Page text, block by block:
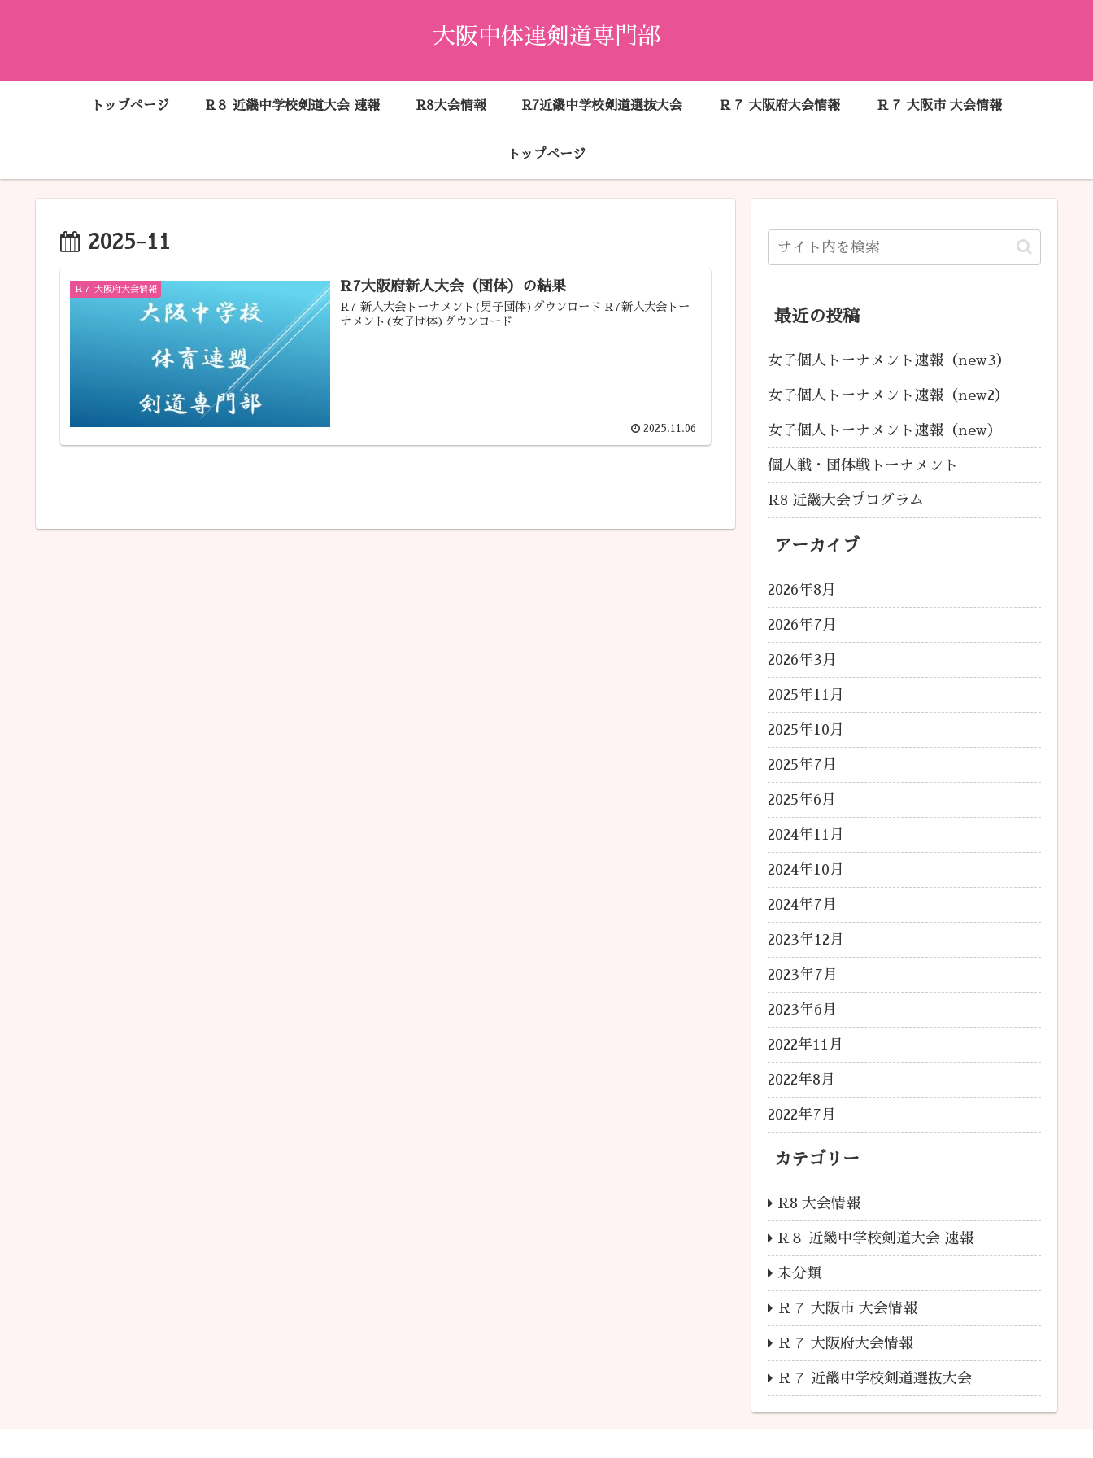
大阪中体連剣道専門部
トップページ R８ 近畿中学校剣道大会 速報 R8大会情報 R7近畿中学校剣道選抜大会 Ｒ７ 大阪府大会情報 Ｒ７ 大阪市 大会情報
トップページ
2025-11
Ｒ７ 大阪府大会情報 R7大阪府新人大会（団体）の結果
R7 新人大会トーナメント(男子団体)ダウンロード R7新人大会トー
ナメント(女子団体)ダウンロード
2025.11.06
最近の投稿
女子個人トーナメント速報（new3）
女子個人トーナメント速報（new2）
女子個人トーナメント速報（new）
個人戦・団体戦トーナメント
R8 近畿大会プログラム
アーカイブ
2026年8月
2026年7月
2026年3月
2025年11月
2025年10月
2025年7月
2025年6月
2024年11月
2024年10月
2024年7月
2023年12月
2023年7月
2023年6月
2022年11月
2022年8月
2022年7月
カテゴリー
R8 大会情報
R８ 近畿中学校剣道大会 速報
未分類
Ｒ７ 大阪市 大会情報
Ｒ７ 大阪府大会情報
Ｒ７ 近畿中学校剣道選抜大会